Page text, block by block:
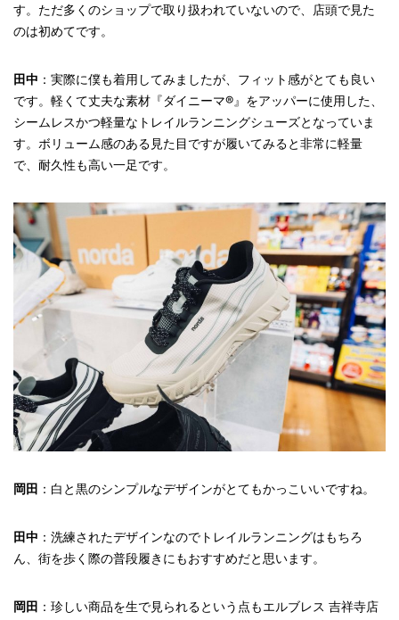
す。ただ多くのショップで取り扱われていないので、店頭で見た
のは初めてです。
田中 ：実際に僕も着用してみましたが、フィット感がとても良い
です。軽くて丈夫な素材『ダイニーマ®』をアッパーに使用した、
シームレスかつ軽量なトレイルランニングシューズとなっていま
す。ボリューム感のある見た目ですが履いてみると非常に軽量
で、耐久性も高い一足です。
岡田 ：白と黒のシンプルなデザインがとてもかっこいいですね。
田中 ：洗練されたデザインなのでトレイルランニングはもちろ
ん、街を歩く際の普段履きにもおすすめだと思います。
岡田 ：珍しい商品を生で見られるという点もエルブレス 吉祥寺店